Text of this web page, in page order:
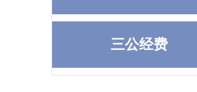
三公经费